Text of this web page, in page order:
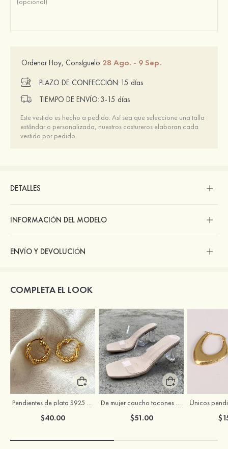
Ordenar Hoy, Consíguelo 28 Ago. - 9 Sep.
PLAZO DE CONFECCIÓN: 15 días
TIEMPO DE ENVÍO: 3-15 días
Este vestido es hecho a pedido. Así sea que seleccione una talla
estándar o personalizada, nuestros costureros elaboran cada
vestido por pedido.
DETALLES
INFORMACIÓN DEL MODELO
ENVÍO Y DEVOLUCIÓN
COMPLETA EL LOOK
Pendientes de plata S925 para mujer exquisitos y a la moda
$40.00
De mujer caucho tacones punta abierta sandalias tacón cristal zapatos de moda
$51.00